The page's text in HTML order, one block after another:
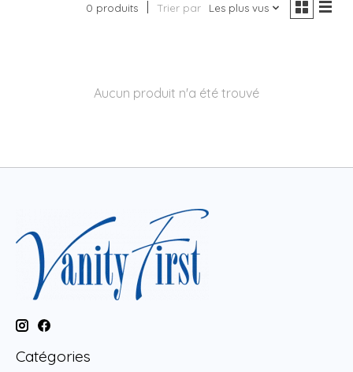
0 produits Trier par Les plus vus
Aucun produit n'a été trouvé
Catégories